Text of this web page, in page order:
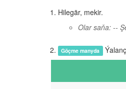
Hilegär, mekir.
Olar saňa: --
Göçme manyda